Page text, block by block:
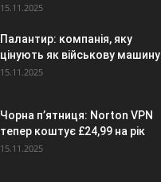
15.11.2025
Палантир: компанія, яку
цінують як військову машину
15.11.2025
Чорна п’ятниця: Norton VPN
тепер коштує £24,99 на рік
15.11.2025